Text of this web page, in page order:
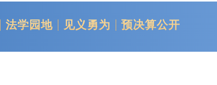
法学园地 见义勇为 预决算公开